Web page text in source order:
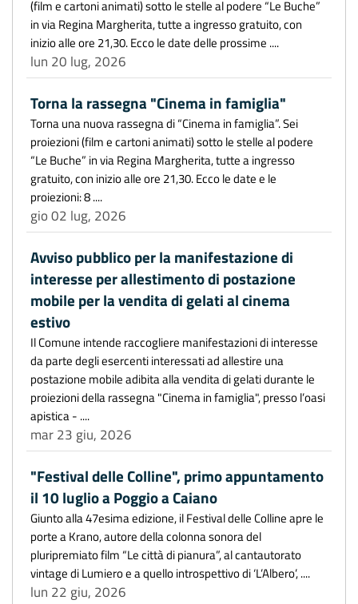
(film e cartoni animati) sotto le stelle al podere “Le Buche”
in via Regina Margherita, tutte a ingresso gratuito, con
inizio alle ore 21,30. Ecco le date delle prossime ....
lun 20 lug, 2026
Torna la rassegna "Cinema in famiglia"
Torna una nuova rassegna di “Cinema in famiglia”. Sei
proiezioni (film e cartoni animati) sotto le stelle al podere
“Le Buche” in via Regina Margherita, tutte a ingresso
gratuito, con inizio alle ore 21,30. Ecco le date e le
proiezioni: 8 ....
gio 02 lug, 2026
Avviso pubblico per la manifestazione di
interesse per allestimento di postazione
mobile per la vendita di gelati al cinema
estivo
Il Comune intende raccogliere manifestazioni di interesse
da parte degli esercenti interessati ad allestire una
postazione mobile adibita alla vendita di gelati durante le
proiezioni della rassegna "Cinema in famiglia", presso l’oasi
apistica - ....
mar 23 giu, 2026
"Festival delle Colline", primo appuntamento
il 10 luglio a Poggio a Caiano
Giunto alla 47esima edizione, il Festival delle Colline apre le
porte a Krano, autore della colonna sonora del
pluripremiato film “Le città di pianura”, al cantautorato
vintage di Lumiero e a quello introspettivo di ‘L’Albero’, ....
lun 22 giu, 2026